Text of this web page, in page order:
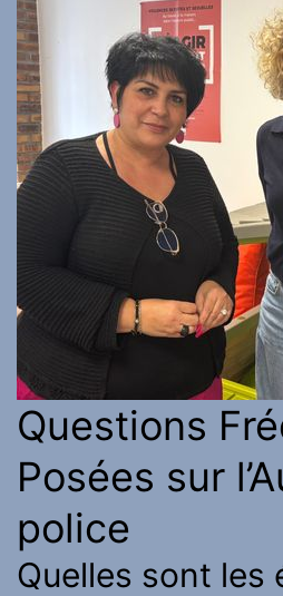
Questions
Posées sur
police
Quelles sont les